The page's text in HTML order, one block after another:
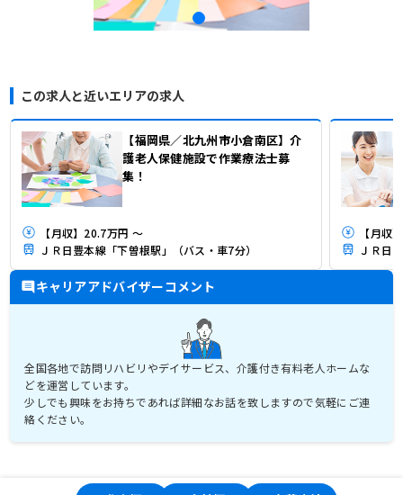
この求人と近いエリアの求人
【福岡県／北九州市小倉南区】介
護老人保健施設で作業療法士募
集！
【月収】20.7万円 ～
ＪＲ日豊本線「下曽根駅」（バス・車7分）
【月収
ＪＲ日
キャリアアドバイザーコメント
全国各地で訪問リハビリやデイサービス、介護付き有料老人ホームな
どを運営しています。
少しでも興味をお持ちであれば詳細なお話を致しますので気軽にご連
絡ください。